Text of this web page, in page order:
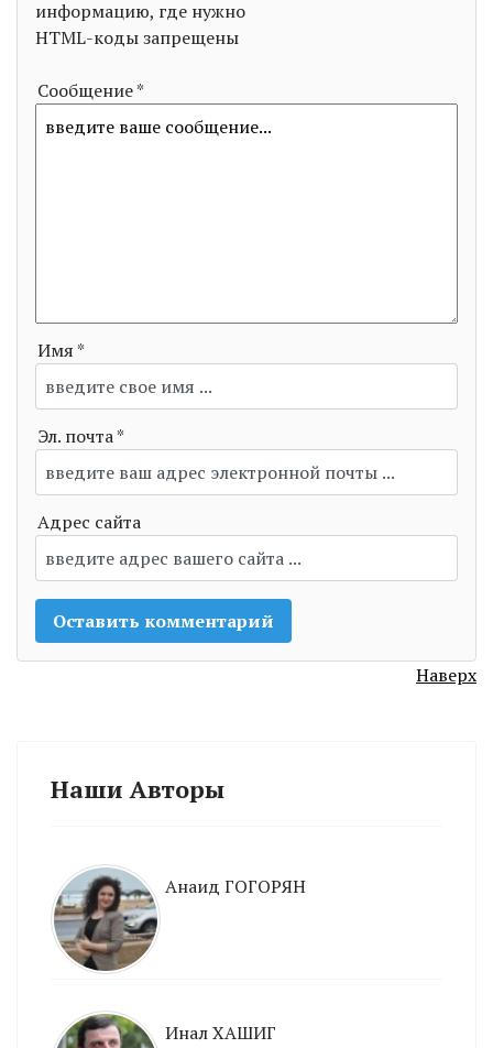
информацию, где нужно
HTML-коды запрещены
Сообщение *
Имя *
Эл. почта *
Адрес сайта
Наверх
Наши Авторы
Анаид ГОГОРЯН
Инал ХАШИГ